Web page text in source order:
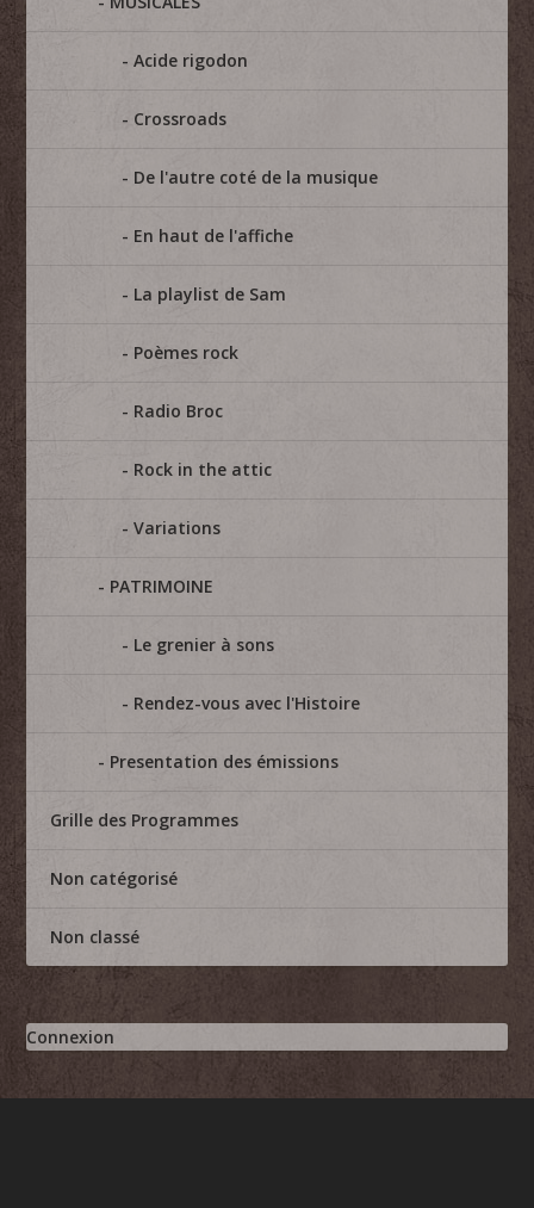
Acide rigodon
Crossroads
De l'autre coté de la musique
En haut de l'affiche
La playlist de Sam
Poèmes rock
Radio Broc
Rock in the attic
Variations
PATRIMOINE
Le grenier à sons
Rendez-vous avec l'Histoire
Presentation des émissions
Grille des Programmes
Non catégorisé
Non classé
Connexion